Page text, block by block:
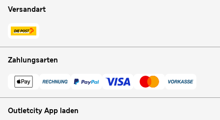
Versandart
Zahlungsarten
Outletcity App laden